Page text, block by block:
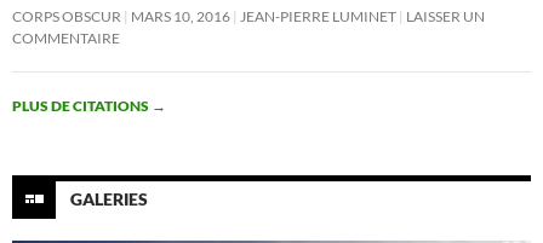
CORPS OBSCUR MARS 10, 2016 JEAN-PIERRE LUMINET LAISSER UN
COMMENTAIRE
PLUS DE CITATIONS →
GALERIES